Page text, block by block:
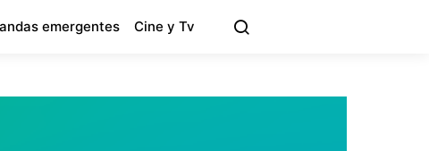
emergentes Cine y Tv